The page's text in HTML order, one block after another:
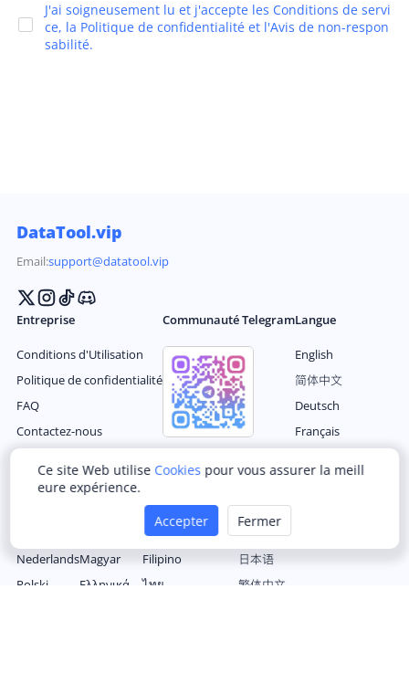
J'ai soigneusement lu et j'accepte les Conditions de servi
ce, la Politique de confidentialité et l'Avis de non-respon
sabilité.
DataTool.vip
Email:support@datatool.vip
Entreprise
Conditions d'Utilisation
Politique de confidentialité
FAQ
Contactez-nous
Communauté TelegramLangue
English
简体中文
Deutsch
Français
Nederlands
Polski
Magyar
Ελληνικά
Türkçe
Bahasa Indonesia
Filipino
ไทย
한국어
العربية
日本语
繁体中文
Ce site Web utilise Cookies pour vous assurer la meill
eure expérience.
Accepter
Fermer